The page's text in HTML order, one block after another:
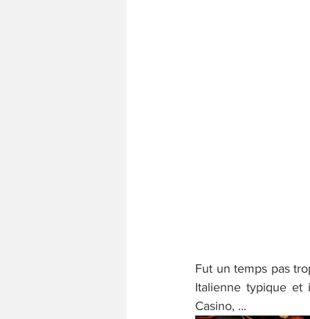
Fut un temps pas
Italienne typique et
Casino, ...